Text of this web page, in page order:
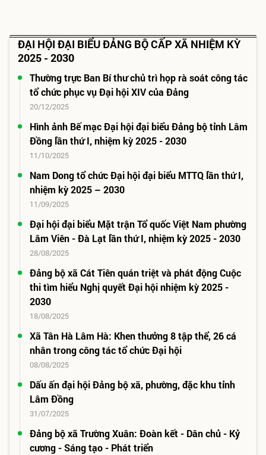
ĐẠI HỘI ĐẠI BIỂU ĐẢNG BỘ CẤP XÃ NHIỆM KỲ
2025 - 2030
Thường trực Ban Bí thư chủ trì họp rà soát công tác
tổ chức phục vụ Đại hội XIV của Đảng
20/12/2025
Hình ảnh Bế mạc Đại hội đại biểu Đảng bộ tỉnh Lâm
Đồng lần thứ I, nhiệm kỳ 2025 - 2030
11/10/2025
Nam Dong tổ chức Đại hội đại biểu MTTQ lần thứ I,
nhiệm kỳ 2025 – 2030
11/09/2025
Đại hội đại biểu Mặt trận Tổ quốc Việt Nam phường
Lâm Viên - Đà Lạt lần thứ I, nhiệm kỳ 2025 - 2030
28/08/2025
Đảng bộ xã Cát Tiên quán triệt và phát động Cuộc
thi tìm hiểu Nghị quyết Đại hội nhiệm kỳ 2025 -
2030
18/08/2025
Xã Tân Hà Lâm Hà: Khen thưởng 8 tập thể, 26 cá
nhân trong công tác tổ chức Đại hội
08/08/2025
Dấu ấn đại hội Đảng bộ xã, phường, đặc khu tỉnh
Lâm Đồng
31/07/2025
Đảng bộ xã Trường Xuân: Đoàn kết - Dân chủ - Kỷ
cương - Sáng tạo - Phát triển